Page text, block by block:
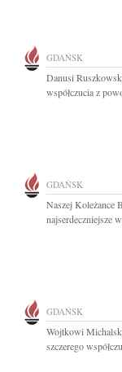
GDAŃSK
Danusi
współczucia z
GDAŃSK
Naszej Koleżance
najserdeczniejsze
GDAŃSK
Wojtkowi
szczerego